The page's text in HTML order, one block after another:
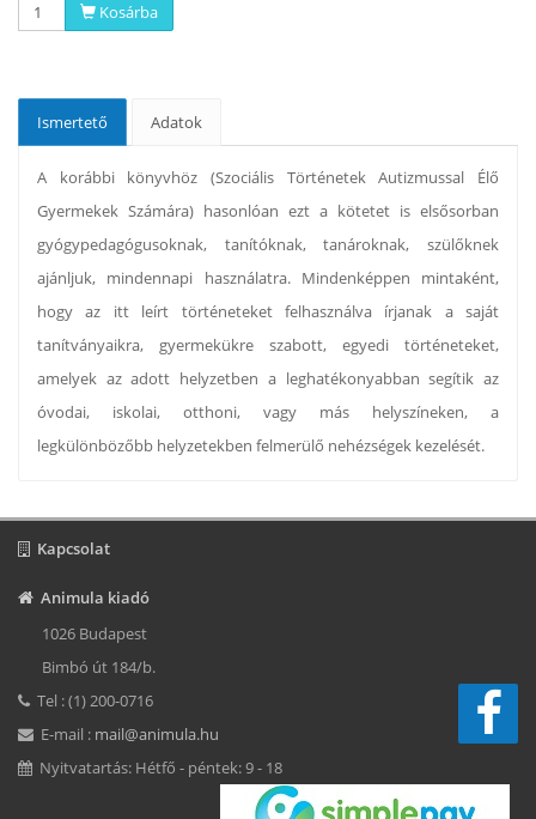
Kosárba
Ismertető Adatok
A korábbi könyvhöz (Szociális Történetek Autizmussal Élő
Gyermekek Számára) hasonlóan ezt a kötetet is elsősorban
gyógypedagógusoknak, tanítóknak, tanároknak, szülőknek
ajánljuk, mindennapi használatra. Mindenképpen mintaként,
hogy az itt leírt történeteket felhasználva írjanak a saját
tanítványaikra, gyermekükre szabott, egyedi történeteket,
amelyek az adott helyzetben a leghatékonyabban segítik az
óvodai, iskolai, otthoni, vagy más helyszíneken, a
legkülönbözőbb helyzetekben felmerülő nehézségek kezelését.
Kapcsolat
Animula kiadó
1026 Budapest
Bimbó út 184/b.
Tel : (1) 200-0716
E-mail : mail@animula.hu
Nyitvatartás: Hétfő - péntek: 9 - 18